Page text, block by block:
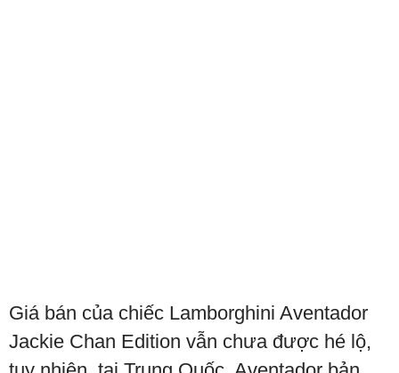
Giá bán của chiếc Lamborghini Aventador
Jackie Chan Edition vẫn chưa được hé lộ,